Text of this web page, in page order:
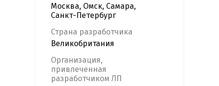
Москва, Омск, Самара,
Санкт-Петербург
Страна разработчика
Великобритания
Организация,
привлеченная
разработчиком ЛП